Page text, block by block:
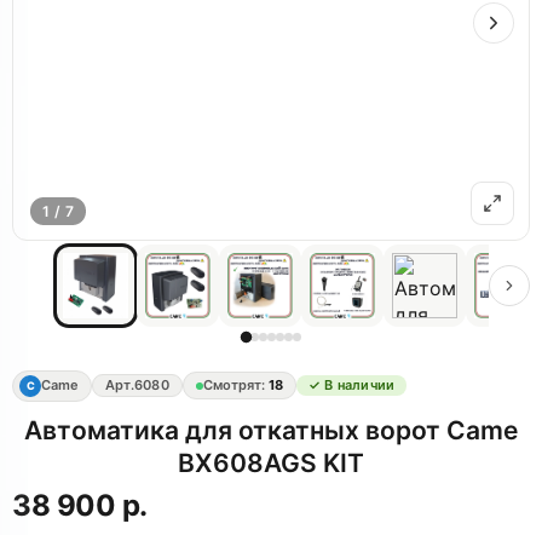
1 / 7
C Came Арт.6080 Смотрят: 18 ✓ В наличии
Автоматика для откатных ворот Came
BX608AGS KIT
38 900 р.